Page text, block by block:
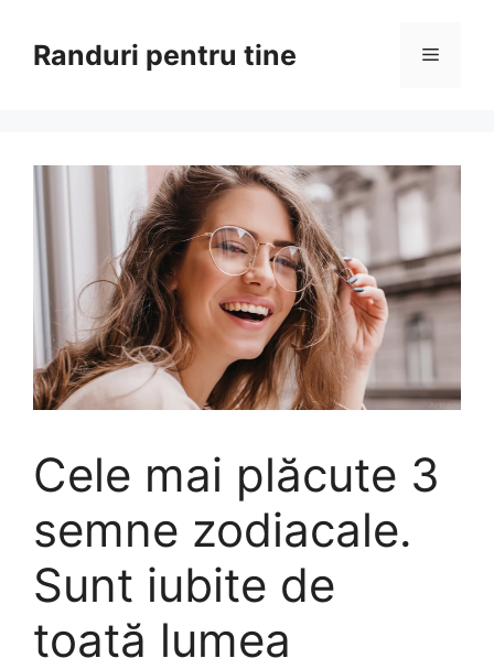
conținutRanduri pentru tine Meniu
Cele mai plăcute 3
semne zodiacale.
Sunt iubite de
toată lumea